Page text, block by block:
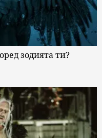
зодията ти?